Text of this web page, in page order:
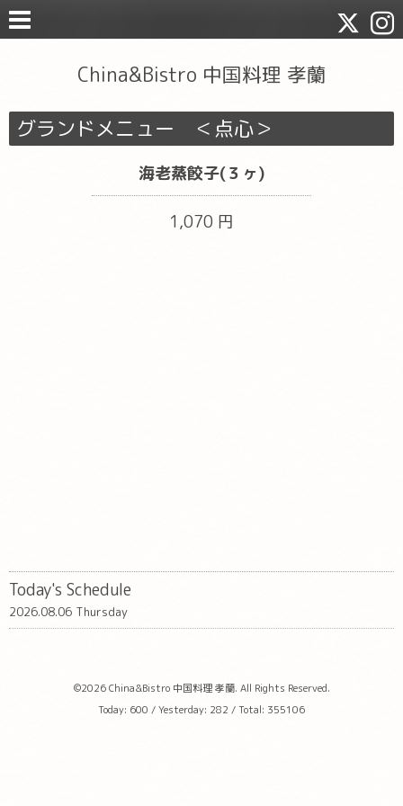
China&Bistro 中国料理 孝蘭
グランドメニュー ＜点心＞
海老蒸餃子(３ヶ)
1,070 円
Today's Schedule
2026.08.06 Thursday
©2026China&Bistro 中国料理 孝蘭. All Rights Reserved.
Today: 600 / Yesterday: 282 / Total: 355106